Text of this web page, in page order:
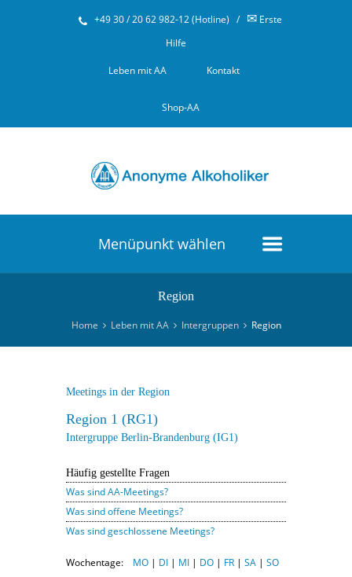
+49 30 / 20 62 982-12 (Hotline) / ✉Erste
Hilfe
Leben mit AA Kontakt
Shop-AA
Menüpunkt wählen
Region
Home Leben mit AA Intergruppen Region
Meetings in der Region
Region 1 (RG1)
Intergruppe Berlin-Brandenburg (IG1)
Häufig gestellte Fragen
Was sind AA-Meetings?
Was sind offene Meetings?
Was sind geschlossene Meetings?
Wochentage: MO | DI | MI | DO | FR | SA | SO